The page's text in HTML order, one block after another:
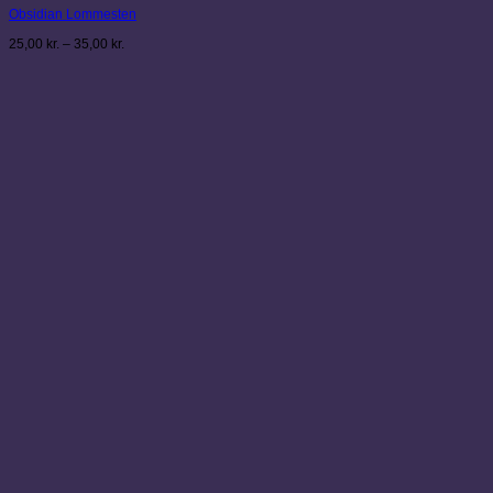
har
varianter.
Obsidian Lommesten
25,00 kr. – 35,00 kr.